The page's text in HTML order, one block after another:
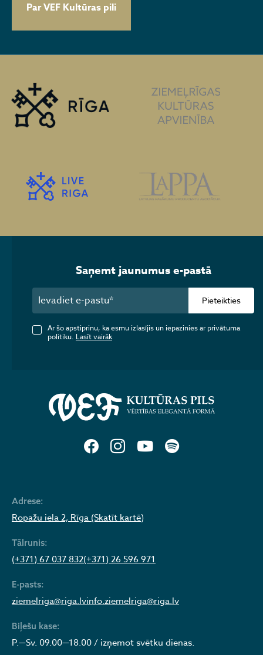
Par VEF Kultūras pili
Adrese:
Ropažu iela 2, Rīga (Skatīt kartē)
Tālrunis:
(+371) 67 037 832(+371) 26 596 971
E-pasts:
ziemelriga@riga.lvinfo.ziemelriga@riga.lv
Biļešu kase:
P.—Sv. 09.00—18.00 / izņemot svētku dienas.
Saņemt jaunumus e-pastā
Pieteikties
Ar šo apstiprinu, ka esmu izlasījis un iepazinies ar privātuma
politiku. Lasīt vairāk